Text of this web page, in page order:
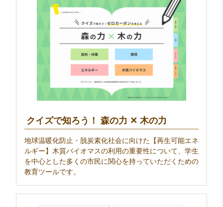
クイズで知ろう！ 森の力 ✕ 木の力
地球温暖化防止・脱炭素化社会に向けた【再生可能エネ
ルギー】木質バイオマスの利用の重要性について、学生
を中心とした多くの市民に関心を持っていただくための
教育ツールです。